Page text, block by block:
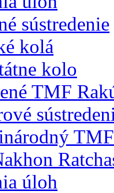
sústredenie
kolá
kolo
TMF
TMF
úloh